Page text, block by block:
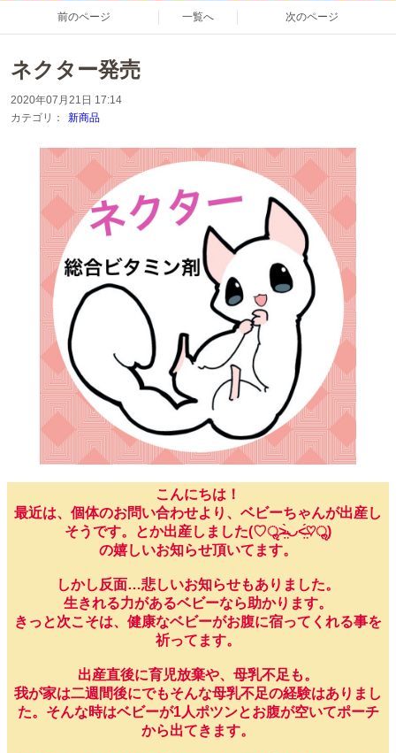
前のページ 一覧へ 次のページ
ネクター発売
2020年07月21日 17:14
カテゴリ：
新商品
こんにちは！
最近は、個体のお問い合わせより、ベビーちゃんが出産し
そうです。とか出産しました(♡ॢ˃̶̤̀◡˂̶̤́♡ॢ)
の嬉しいお知らせ頂いてます。
しかし反面…悲しいお知らせもありました。
生きれる力があるベビーなら助かります。
きっと次こそは、健康なベビーがお腹に宿ってくれる事を
祈ってます。
出産直後に育児放棄や、母乳不足も。
我が家は二週間後にでもそんな母乳不足の経験はありまし
た。そんな時はベビーが1人ポツンとお腹が空いてポーチ
から出てきます。